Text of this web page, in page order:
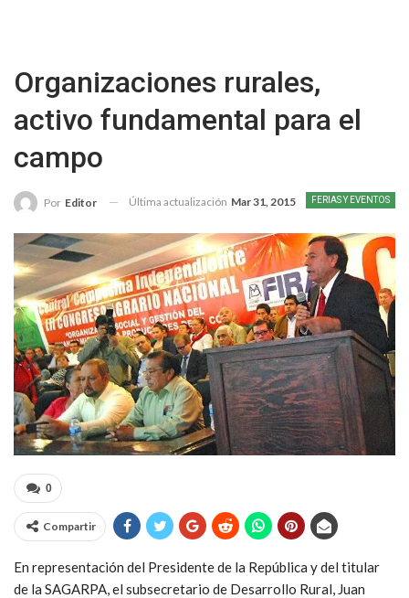
Organizaciones rurales,
activo fundamental para el
campo
FERIAS Y EVENTOS
Por Editor Última actualización Mar 31, 2015
0
Compartir
En representación del Presidente de la República y del titular
de la SAGARPA, el subsecretario de Desarrollo Rural, Juan